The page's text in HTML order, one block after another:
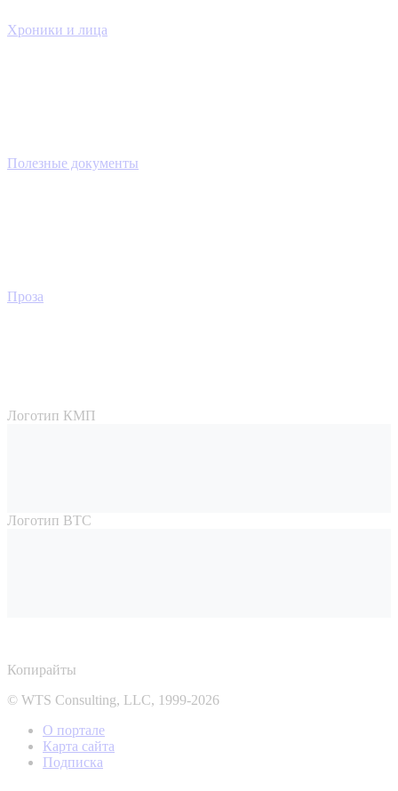
Хроники и лица
Полезные документы
Проза
Логотип КМП
Логотип ВТС
Копирайты
© WTS Consulting, LLC, 1999-2026
О портале
Карта сайта
Подписка